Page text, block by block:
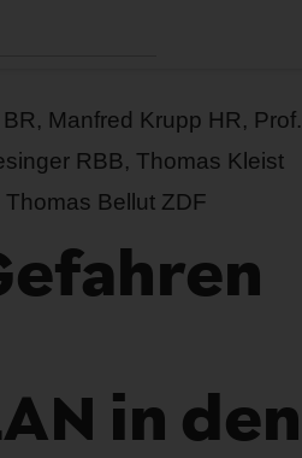
Manfred Krupp HR, Prof.
RBB, Thomas Kleist
Bellut ZDF
in den